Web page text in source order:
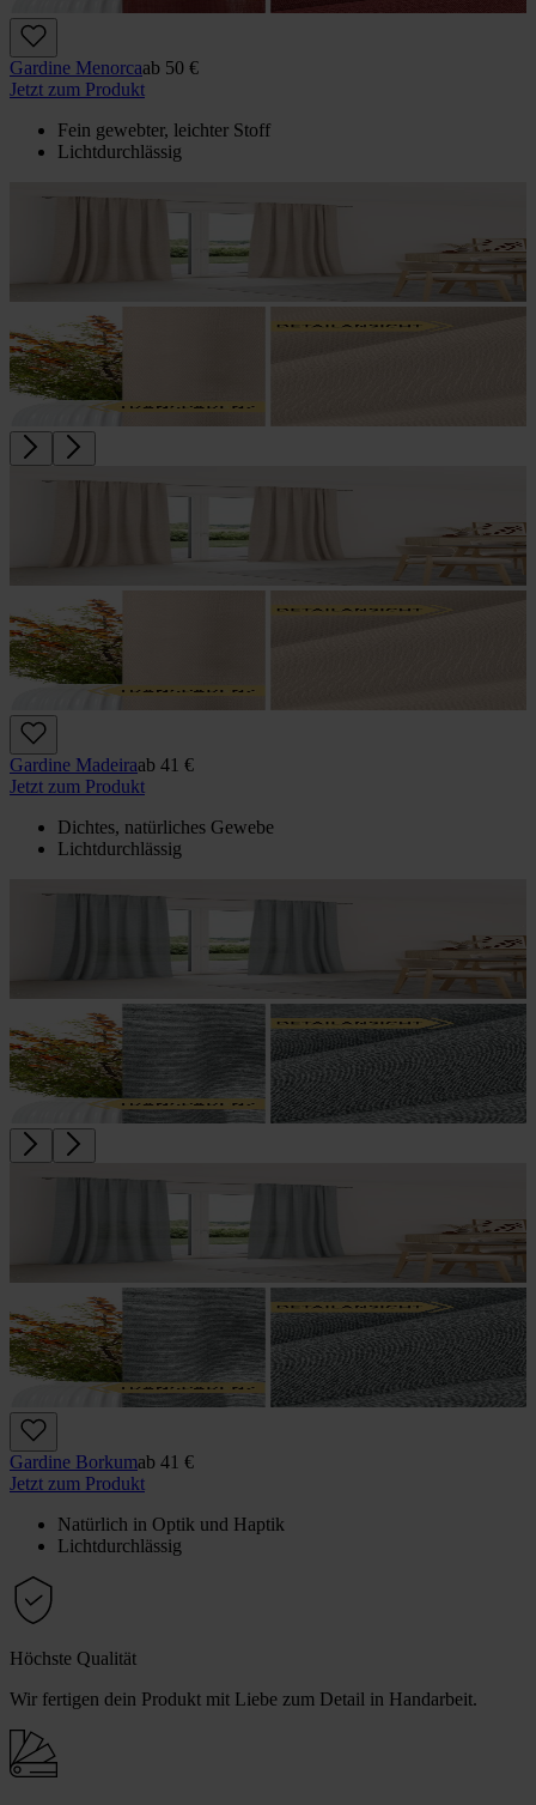
Gardine Menorcaab 50 €
Jetzt zum Produkt
Fein gewebter, leichter Stoff
Lichtdurchlässig
Gardine Madeiraab 41 €
Jetzt zum Produkt
Dichtes, natürliches Gewebe
Lichtdurchlässig
Gardine Borkumab 41 €
Jetzt zum Produkt
Natürlich in Optik und Haptik
Lichtdurchlässig
Höchste Qualität
Wir fertigen dein Produkt mit Liebe zum Detail in Handarbeit.